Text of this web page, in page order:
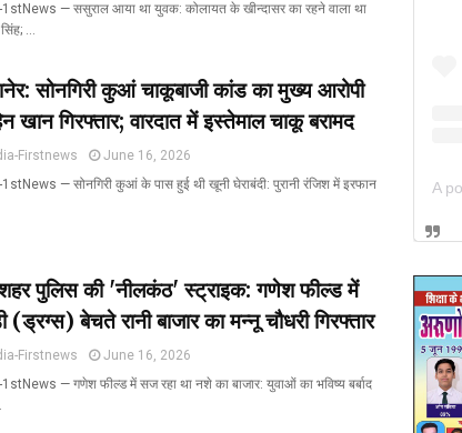
1stNews ​— ससुराल आया था युवक: कोलायत के खीन्दासर का रहने वाला था
सिंह; …
सोनगिरी कुआं चाकूबाजी कांड का मुख्य आरोपी
खान गिरफ्तार; वारदात में इस्तेमाल चाकू बरामद
Firstnews
June 16, 2026
1stNews ​— सोनगिरी कुआं के पास हुई थी खूनी घेराबंदी: पुरानी रंजिश में इरफान
पुलिस की 'नीलकंठ' स्ट्राइक: गणेश फील्ड में
(ड्रग्स) बेचते रानी बाजार का मन्नू चौधरी गिरफ्तार
Firstnews
June 16, 2026
1stNews ​— गणेश फील्ड में सज रहा था नशे का बाजार: युवाओं का भविष्य बर्बाद